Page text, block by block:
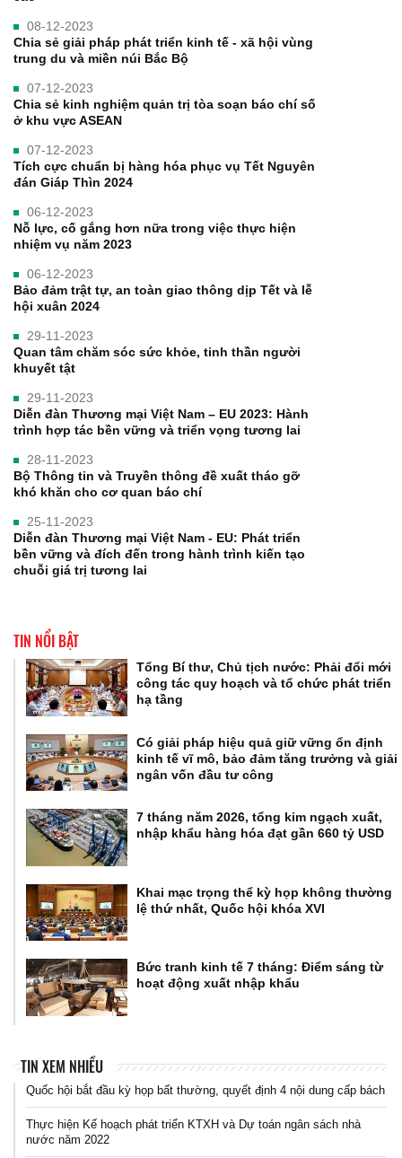
08-12-2023
Chia sẻ giải pháp phát triển kinh tế - xã hội vùng
trung du và miền núi Bắc Bộ
07-12-2023
Chia sẻ kinh nghiệm quản trị tòa soạn báo chí số
ở khu vực ASEAN
07-12-2023
Tích cực chuẩn bị hàng hóa phục vụ Tết Nguyên
đán Giáp Thìn 2024
06-12-2023
Nỗ lực, cố gắng hơn nữa trong việc thực hiện
nhiệm vụ năm 2023
06-12-2023
Bảo đảm trật tự, an toàn giao thông dịp Tết và lễ
hội xuân 2024
29-11-2023
Quan tâm chăm sóc sức khỏe, tinh thần người
khuyết tật
29-11-2023
Diễn đàn Thương mại Việt Nam – EU 2023: Hành
trình hợp tác bền vững và triển vọng tương lai
28-11-2023
Bộ Thông tin và Truyền thông đề xuất tháo gỡ
khó khăn cho cơ quan báo chí
25-11-2023
Diễn đàn Thương mại Việt Nam - EU: Phát triển
bền vững và đích đến trong hành trình kiến tạo
chuỗi giá trị tương lai
TIN NỔI BẬT
Tổng Bí thư, Chủ tịch nước: Phải đổi mới
công tác quy hoạch và tổ chức phát triển
hạ tầng
Có giải pháp hiệu quả giữ vững ổn định
kinh tế vĩ mô, bảo đảm tăng trưởng và giải
ngân vốn đầu tư công
7 tháng năm 2026, tổng kim ngạch xuất,
nhập khẩu hàng hóa đạt gần 660 tỷ USD
Khai mạc trọng thể kỳ họp không thường
lệ thứ nhất, Quốc hội khóa XVI
Bức tranh kinh tế 7 tháng: Điểm sáng từ
hoạt động xuất nhập khẩu
TIN XEM NHIỀU
Quốc hội bắt đầu kỳ họp bất thường, quyết định 4 nội dung cấp bách
Thực hiện Kế hoạch phát triển KTXH và Dự toán ngân sách nhà
nước năm 2022